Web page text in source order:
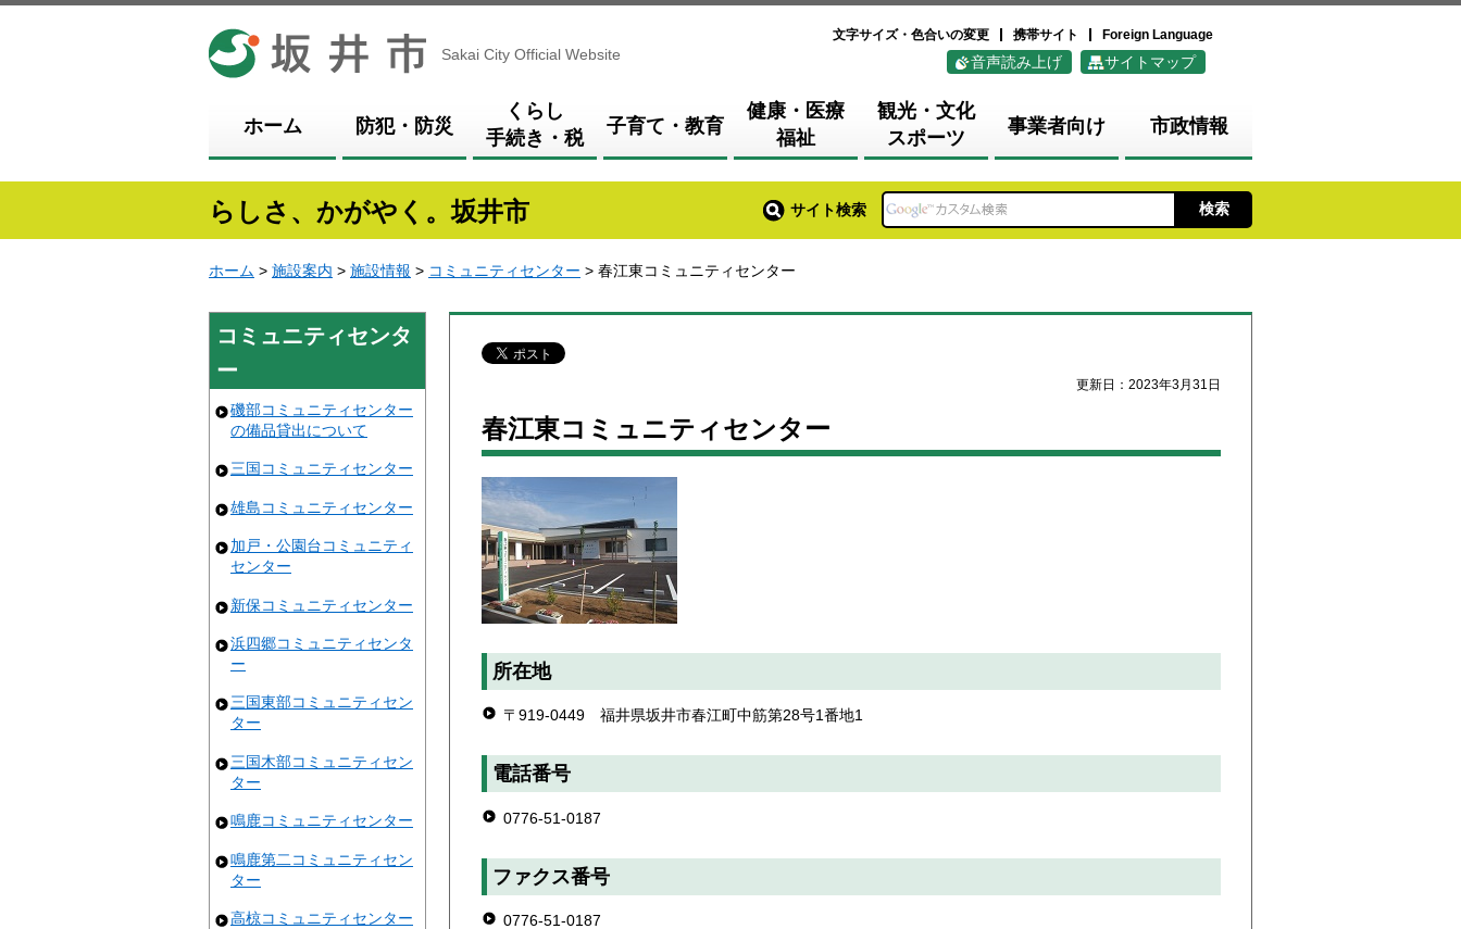
坂井市
Sakai City Official Website
文字サイズ・色合いの変更 携帯サイト Foreign Language
音声読み上げ サイトマップ
ホーム 防犯・防災
くらし
手続き・税
子育て・教育
健康・医療
福祉
観光・文化
スポーツ
事業者向け 市政情報
らしさ、かがやく。坂井市 サイト検索
ホーム > 施設案内 > 施設情報 > コミュニティセンター > 春江東コミュニティセンター
コミュニティセンタ
ー
磯部コミュニティセンター
の備品貸出について
三国コミュニティセンター
雄島コミュニティセンター
加戸・公園台コミュニティ
センター
新保コミュニティセンター
浜四郷コミュニティセンタ
ー
三国東部コミュニティセン
ター
三国木部コミュニティセン
ター
鳴鹿コミュニティセンター
鳴鹿第二コミュニティセン
ター
高椋コミュニティセンター
更新日：2023年3月31日
春江東コミュニティセンター
所在地
〒919-0449 福井県坂井市春江町中筋第28号1番地1
電話番号
0776-51-0187
ファクス番号
0776-51-0187